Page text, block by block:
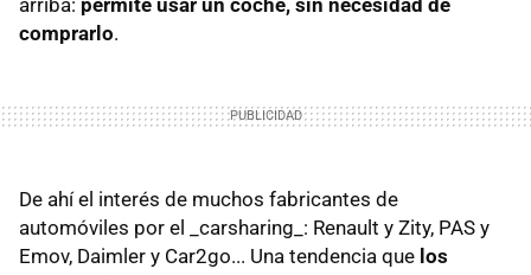
comprarlo.
De ahí el interés de muchos fabricantes de
automóviles por el _carsharing_: Renault y Zity, PAS y
Emov, Daimler y Car2go... Una tendencia que los